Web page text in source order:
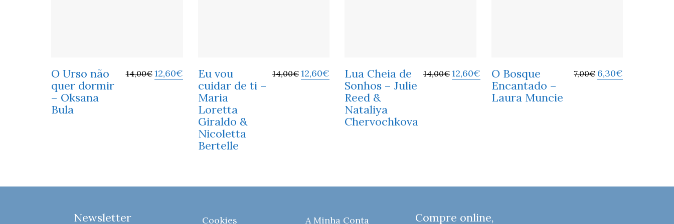
O Urso não
quer dormir
– Oksana
Bula
14,00€ 12,60€
Eu vou
cuidar de ti –
Maria
Loretta
Giraldo &
Nicoletta
Bertelle
14,00€ 12,60€
Lua Cheia de
Sonhos – Julie
Reed &
Nataliya
Chervochkova
14,00€ 12,60€
O Bosque
Encantado –
Laura Muncie
7,00€ 6,30€
Newsletter Cookies A Minha Conta
Compre online,